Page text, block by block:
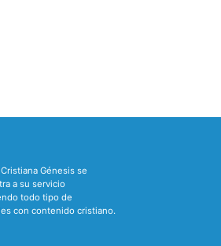
Génesis se
a su servicio
todo tipo de
con contenido cristiano.